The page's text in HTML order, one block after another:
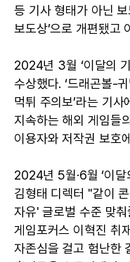
등 기사 형태가 아닌 보
보도상’으로 개편됐고
2024년 3월 ‘이달의
수상했다. ‘드래곤볼-
먹튀 주의보’라는 기
지속하는 해외 게임들
이용자와 저작권 보호
2024년 5월·6월 ‘이
김형태 디렉터 "같이
자유' 글로벌 수준 맞
게임포커스 이혁진 취
자존심을 걸고 험난한